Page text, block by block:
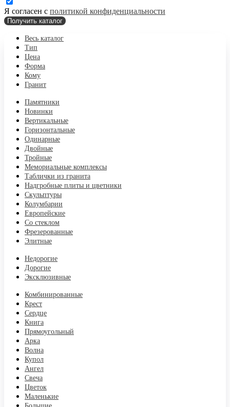
Я согласен с политикой конфиденциальности
Получить каталог
Весь каталог
Тип
Цена
Форма
Кому
Гранит
Памятники
Новинки
Вертикальные
Горизонтальные
Одинарные
Двойные
Тройные
Мемориальные комплексы
Таблички из гранита
Надгробные плиты и цветники
Скульптуры
Колумбарии
Европейские
Со стеклом
Фрезерованные
Элитные
Недорогие
Дорогие
Эксклюзивные
Комбинированные
Крест
Сердце
Книга
Прямоугольный
Арка
Волна
Купол
Ангел
Свеча
Цветок
Маленькие